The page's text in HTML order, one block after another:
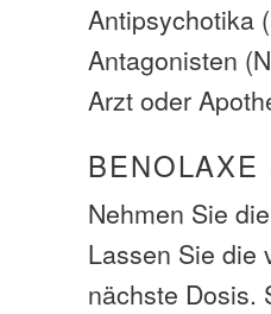
Antipsychotika
Antagonisten
Arzt oder
Nehmen Sie
Lassen Sie die
nächste Dosis.